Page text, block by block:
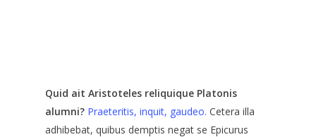
Quid ait Aristoteles reliquique Platonis
alumni? Praeteritis, inquit, gaudeo. Cetera illa
adhibebat, quibus demptis negat se Epicurus